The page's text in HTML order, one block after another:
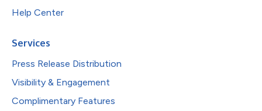
Help Center
Services
Press Release Distribution
Visibility & Engagement
Complimentary Features